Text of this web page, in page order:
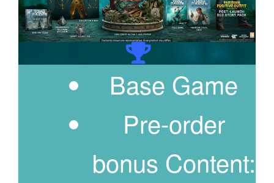
Base Game
Pre-order
bonus Content: